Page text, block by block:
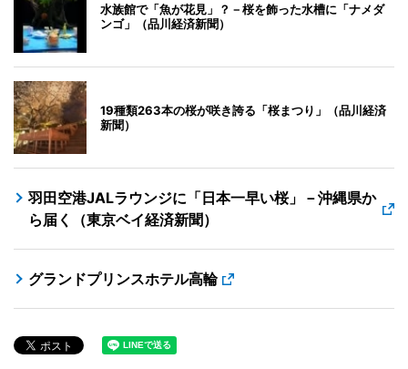
水族館で「魚が花見」？－桜を飾った水槽に「ナメダ
ンゴ」（品川経済新聞）
19種類263本の桜が咲き誇る「桜まつり」（品川経済
新聞）
羽田空港JALラウンジに「日本一早い桜」－沖縄県か
ら届く（東京ベイ経済新聞）
グランドプリンスホテル高輪